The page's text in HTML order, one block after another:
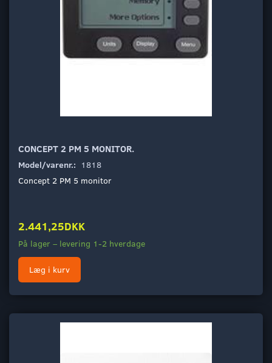
CONCEPT 2 PM 5 MONITOR.
Model/varenr.: 1818
Concept 2 PM 5 monitor
2.441,25DKK
På lager – levering 1-2 hverdage
Læg i kurv